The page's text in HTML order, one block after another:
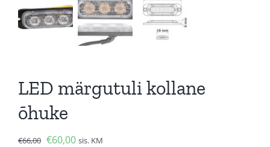
LED märgutuli kollane
õhuke
€66,00 Algne
€60,00Current
sis. KM